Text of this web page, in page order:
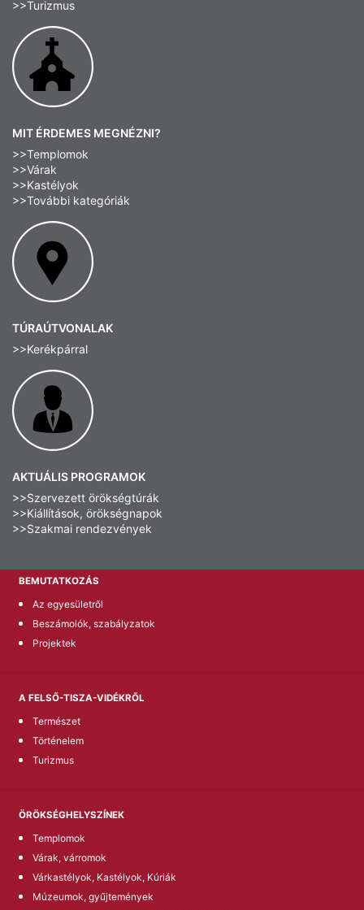
>>Turizmus
MIT ÉRDEMES MEGNÉZNI?
>>Templomok
>>Várak
>>Kastélyok
>>További kategóriák
TÚRAÚTVONALAK
>>Kerékpárral
AKTUÁLIS PROGRAMOK
>>Szervezett örökségtúrák
>>Kiállítások, örökségnapok
>>Szakmai rendezvények
BEMUTATKOZÁS
Az egyesületről
Beszámolók, szabályzatok
Projektek
A FELSŐ-TISZA-VIDÉKRŐL
Természet
Történelem
Turizmus
ÖRÖKSÉGHELYSZÍNEK
Templomok
Várak, várromok
Várkastélyok, Kastélyok, Kúriák
Múzeumok, gyűjtemények